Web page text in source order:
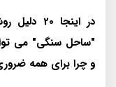
در
"ساحل سنگی" می
و چرا برای همه